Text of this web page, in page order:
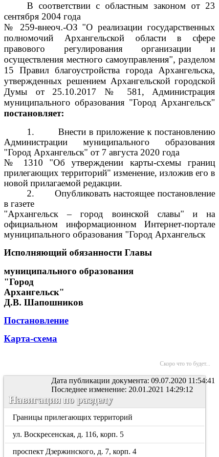
В соответствии с областным законом от 23
сентября 2004 года
№ 259-внеоч.-ОЗ "О реализации государственных
полномочий Архангельской области в сфере
правового регулирования организации и
осуществления местного самоуправления", разделом
15 Правил благоустройства города Архангельска,
утвержденных решением Архангельской городской
Думы от 25.10.2017 № 581, Администрация
муниципального образования "Город Архангельск"
постановляет:
1.
Внести в приложение к постановлению
Администрации муниципального образования
"Город Архангельск" от 7 августа 2020 года
№ 1310 "Об утверждении карты-схемы границ
прилегающих территорий" изменение, изложив его в
новой прилагаемой редакции.
2.
Опубликовать настоящее постановление
в газете
"Архангельск – город воинской славы" и на
официальном информационном Интернет-портале
муниципального образования "Город Архангельск
Исполняющий обязанности Главы
муниципального образования
"Город
Архангельск"
Д.В. Шапошников
Постановление
Карта-схема
Скоро что то будет...
Дата публикации документа: 09.07.2020 11:54:41
Последнее изменение: 20.01.2021 14:29:12
Навигация по разделу
Границы прилегающих территорий
ул. Воскресенская, д. 116, корп. 5
проспект Дзержинского, д. 7, корп. 4